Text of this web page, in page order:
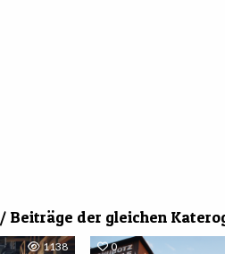
Beiträge der gleichen
1138 0